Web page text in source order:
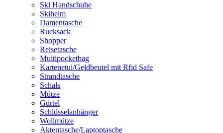
Ski Handschuhe
Skihelm
Damentasche
Rucksack
Shopper
Reisetasche
Multipocketbag
Kartenetui/Geldbeutel mit Rfid Safe
Strandtasche
Schals
Mütze
Gürtel
Schlüsselanhänger
Wollmütze
Aktentasche/Laptoptasche